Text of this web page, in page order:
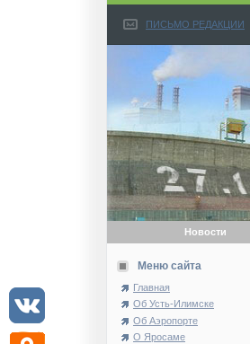
ПИСЬМО РЕДАКЦИИ
Новости
Меню сайта
Главная
Об Усть-Илимске
Об Аэропорте
О Яросаме